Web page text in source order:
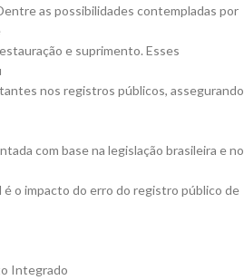
as possibilidades contempladas por
e suprimento. Esses
nos registros públicos, assegurando
com base na legislação brasileira e no
o impacto do erro do registro público de
Integrado